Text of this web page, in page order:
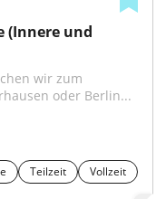
(Innere und
wir zum
oder Berlin...
Teilzeit
Vollzeit